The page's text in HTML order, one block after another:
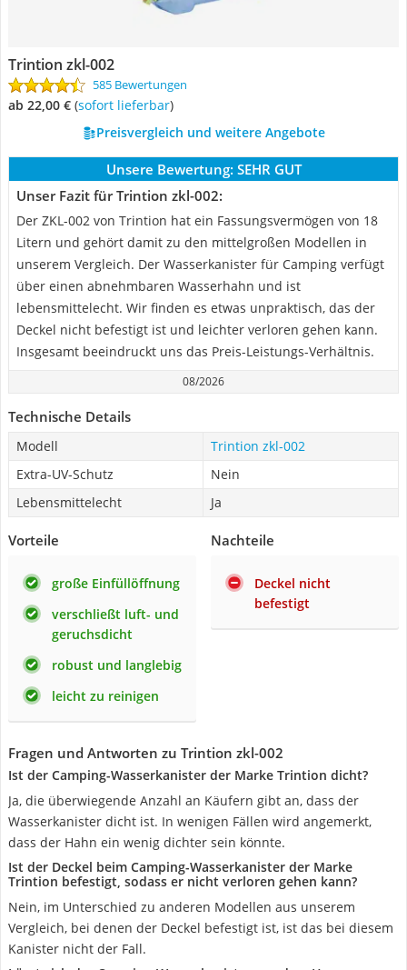
Trintion zkl-002
585 Bewertungen
ab 22,00 € ( Sofort lieferbar)
Preisvergleich und weitere Angebote
Unsere Bewertung: SEHR GUT
Unser Fazit für Trintion zkl-002:
Der ZKL-002 von Trintion hat ein Fassungsvermögen von 18
Litern und gehört damit zu den mittelgroßen Modellen in
unserem Vergleich. Der Wasserkanister für Camping verfügt
über einen abnehmbaren Wasserhahn und ist
lebensmittelecht. Wir finden es etwas unpraktisch, das der
Deckel nicht befestigt ist und leichter verloren gehen kann.
Insgesamt beeindruckt uns das Preis-Leistungs-Verhältnis.
08/2026
Technische Details
Modell
Trintion zkl-002
Extra-UV-Schutz
Nein
Lebensmittelecht
Ja
Vorteile
große Einfüllöffnung
verschließt luft- und
geruchsdicht
robust und langlebig
leicht zu reinigen
Nachteile
Deckel nicht
befestigt
Fragen und Antworten zu Trintion zkl-002
Ist der Camping-Wasserkanister der Marke Trintion dicht?
Ja, die überwiegende Anzahl an Käufern gibt an, dass der
Wasserkanister dicht ist. In wenigen Fällen wird angemerkt,
dass der Hahn ein wenig dichter sein könnte.
Ist der Deckel beim Camping-Wasserkanister der Marke
Trintion befestigt, sodass er nicht verloren gehen kann?
Nein, im Unterschied zu anderen Modellen aus unserem
Vergleich, bei denen der Deckel befestigt ist, ist das bei diesem
Kanister nicht der Fall.